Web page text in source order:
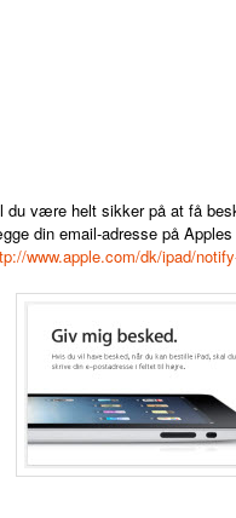
du være helt sikker på at få
din email-adresse på
www.apple.com/dk/ipad/